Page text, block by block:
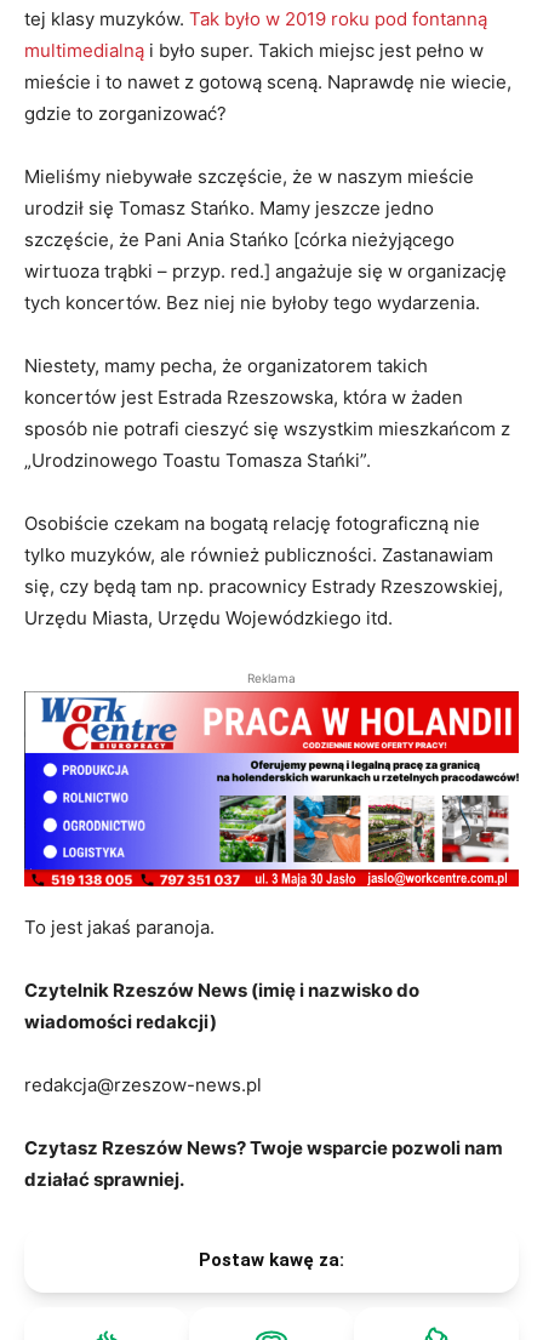
tej klasy muzyków. Tak było w 2019 roku pod fontanną
multimedialną i było super. Takich miejsc jest pełno w
mieście i to nawet z gotową sceną. Naprawdę nie wiecie,
gdzie to zorganizować?
Mieliśmy niebywałe szczęście, że w naszym mieście
urodził się Tomasz Stańko. Mamy jeszcze jedno
szczęście, że Pani Ania Stańko [córka nieżyjącego
wirtuoza trąbki – przyp. red.] angażuje się w organizację
tych koncertów. Bez niej nie byłoby tego wydarzenia.
Niestety, mamy pecha, że organizatorem takich
koncertów jest Estrada Rzeszowska, która w żaden
sposób nie potrafi cieszyć się wszystkim mieszkańcom z
„Urodzinowego Toastu Tomasza Stańki”.
Osobiście czekam na bogatą relację fotograficzną nie
tylko muzyków, ale również publiczności. Zastanawiam
się, czy będą tam np. pracownicy Estrady Rzeszowskiej,
Urzędu Miasta, Urzędu Wojewódzkiego itd.
Reklama
To jest jakaś paranoja.
Czytelnik Rzeszów News (imię i nazwisko do
wiadomości redakcji)
redakcja@rzeszow-news.pl
Czytasz Rzeszów News? Twoje wsparcie pozwoli nam
działać sprawniej.
Postaw kawę za: